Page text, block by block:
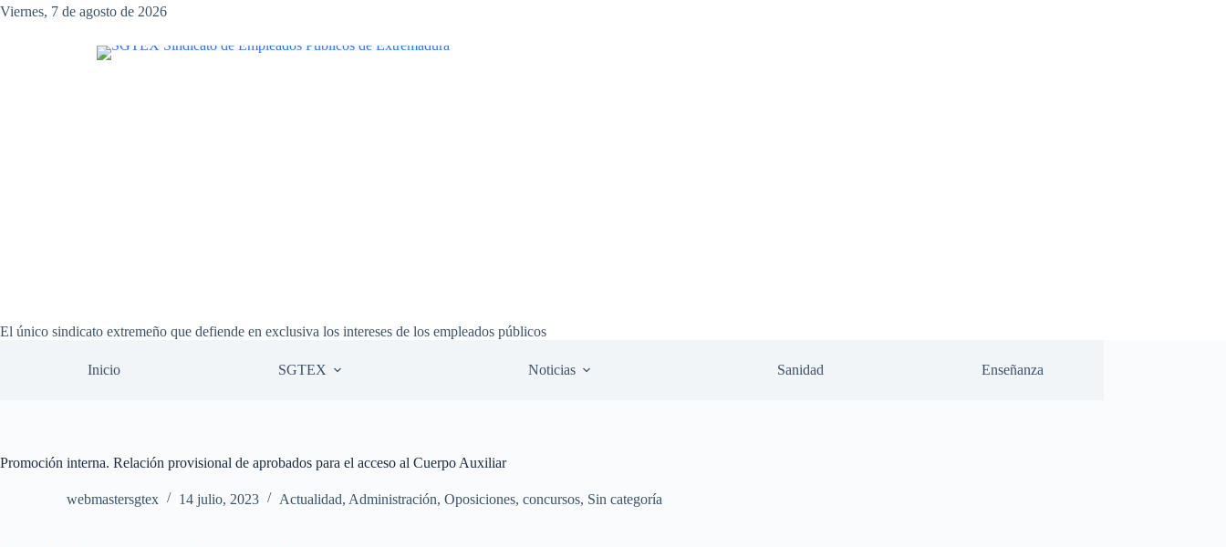
Saltar
Viernes, 7 de agosto de 2026
El único sindicato extremeño que defiende en exclusiva los intereses de los empleados públicos
Inicio SGTEX Noticias Sanidad Enseñanza
Promoción interna. Relación provisional de aprobados para el acceso al Cuerpo Auxiliar
webmastersgtex 14 julio, 2023 Actualidad, Administración, Oposiciones, concursos, Sin categoría